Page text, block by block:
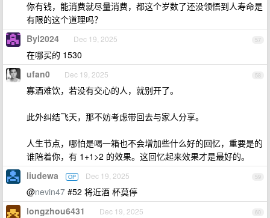
你有钱，能消费就尽量消费，都这个岁数了还没领悟到人寿命是
有限的这个道理吗？
57
Byl2024 Dec 19, 2025
在哪买的 1530
58
ufan0 Dec 19, 2025
寡酒难饮，若没有交心的人，就别开了。
此外纠结飞天，那不妨考虑带回去与家人分享。
人生节点，哪怕是喝一箱也不会增加些什么好的回忆，重要是的
谁陪着你，有 1+1>2 的效果。这回忆起来效果才是最好的。
59
liudewa OP Dec 19, 2025
@nevin47 #52 将近酒 杯莫停
60
longzhou6431 Dec 19, 2025